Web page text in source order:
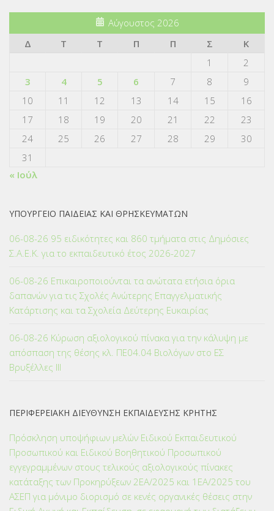
Αύγουστος 2026
Δ
Τ Τ Π Π Σ
Κ
1
2
3
4 5 6 7 8
9
10
11 12 13 14 15
16
17
18 19 20 21 22
23
24
25 26 27 28 29
30
31
« Ιούλ
ΥΠΟΥΡΓΕΙΟ ΠΑΙΔΕΙΑΣ ΚΑΙ ΘΡΗΣΚΕΥΜΑΤΩΝ
06-08-26 95 ειδικότητες και 860 τμήματα στις Δημόσιες
Σ.Α.Ε.Κ. για το εκπαιδευτικό έτος 2026-2027
06-08-26 Επικαιροποιούνται τα ανώτατα ετήσια όρια
δαπανών για τις Σχολές Ανώτερης Επαγγελματικής
Κατάρτισης και τα Σχολεία Δεύτερης Ευκαιρίας
06-08-26 Κύρωση αξιολογικού πίνακα για την κάλυψη με
απόσπαση της θέσης κλ. ΠΕ04.04 Βιολόγων στο ΕΣ
Βρυξέλλες ΙΙΙ
ΠΕΡΙΦΕΡΕΙΑΚΗ ΔΙΕΥΘΥΝΣΗ ΕΚΠΑΙΔΕΥΣΗΣ ΚΡΗΤΗΣ
Πρόσκληση υποψήφιων μελών Ειδικού Εκπαιδευτικού
Προσωπικού και Ειδικού Βοηθητικού Προσωπικού
εγγεγραμμένων στους τελικούς αξιολογικούς πίνακες
κατάταξης των Προκηρύξεων 2ΕΑ/2025 και 1ΕΑ/2025 του
ΑΣΕΠ για μόνιμο διορισμό σε κενές οργανικές θέσεις στην